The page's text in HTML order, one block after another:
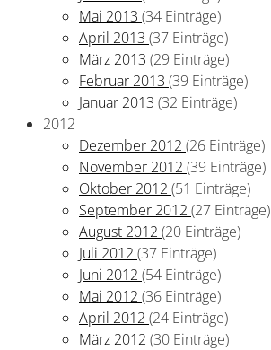
Mai 2013 (34 Einträge)
April 2013 (37 Einträge)
März 2013 (29 Einträge)
Februar 2013 (39 Einträge)
Januar 2013 (32 Einträge)
2012
Dezember 2012 (26 Einträge)
November 2012 (39 Einträge)
Oktober 2012 (51 Einträge)
September 2012 (27 Einträge)
August 2012 (20 Einträge)
Juli 2012 (37 Einträge)
Juni 2012 (54 Einträge)
Mai 2012 (36 Einträge)
April 2012 (24 Einträge)
März 2012 (30 Einträge)